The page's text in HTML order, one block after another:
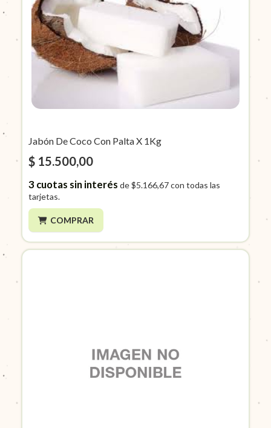
Jabón De Coco Con Palta X 1Kg
$ 15.500,00
3cuotas sin interés de$5.166,67con todas las
tarjetas.
COMPRAR